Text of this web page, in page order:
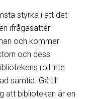
styrka i att det
ifrågasätter
och kommer
och dess
roll inte
samtid. Gå till
att biblioteken är en